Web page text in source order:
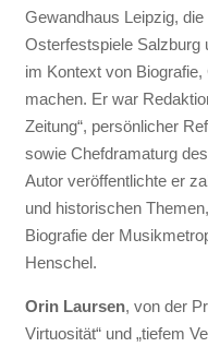
Gewandhaus Leipzig,
Osterfestspiele Salzburg
im Kontext von
machen. Er war
Zeitung“, persönlicher
sowie Chefdramaturg
Autor veröffentlichte er
und historischen
Biografie der
Henschel.
Orin Laursen, von der
Virtuosität“ und „tiefem